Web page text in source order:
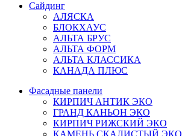
Сайдинг
АЛЯСКА
БЛОКХАУС
АЛЬТА БРУС
АЛЬТА ФОРМ
АЛЬТА КЛАССИКА
КАНАДА ПЛЮС
Фасадные панели
КИРПИЧ АНТИК ЭКО
ГРАНД КАНЬОН ЭКО
КИРПИЧ РИЖСКИЙ ЭКО
КАМЕНЬ СКАЛИСТЫЙ ЭКО